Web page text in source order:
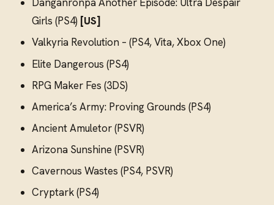
Girls (PS4) [US]
Valkyria Revolution – (PS4, Vita, Xbox One)
Elite Dangerous (PS4)
RPG Maker Fes (3DS)
America’s Army: Proving Grounds (PS4)
Ancient Amuletor (PSVR)
Arizona Sunshine (PSVR)
Cavernous Wastes (PS4, PSVR)
Cryptark (PS4)